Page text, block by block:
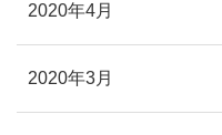
2020年4月
2020年3月